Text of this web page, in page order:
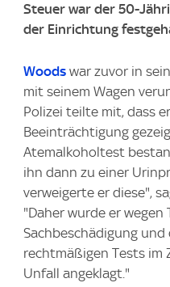
Steuer war der 50-
der Einrichtung
Woods war zuvor in
mit seinem Wagen
Polizei teilte mit, dass
Beeinträchtigung
Atemalkoholtest
ihn dann zu einer
verweigerte er diese",
"Daher wurde er
Sachbeschädigung
rechtmäßigen Tests im
Unfall angeklagt."